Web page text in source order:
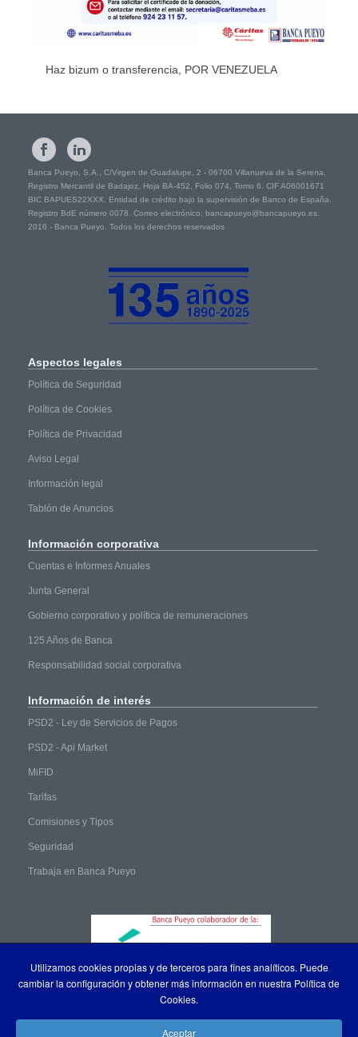
Haz bizum o transferencia, POR VENEZUELA
Banca Pueyo, S.A., C/Virgen de Guadalupe, 2 - 06700 Villanueva de la Serena,
Registro Mercantil de Badajoz, Hoja BA-452, Folio 074, Tomo 6. CIF A06001671
BIC BAPUES22XXX. Entidad de crédito bajo la supervisión de Banco de España.
Registro BdE número 0078. Correo electrónico: bancapueyo@bancapueyo.es.
2016 - Banca Pueyo. Todos los derechos reservados
Aspectos legales
Política de Seguridad
Política de Cookies
Política de Privacidad
Aviso Legal
Información legal
Tablón de Anuncios
Información corporativa
Cuentas e Informes Anuales
Junta General
Gobierno corporativo y política de remuneraciones
125 Años de Banca
Responsabilidad social corporativa
Información de interés
PSD2 - Ley de Servicios de Pagos
PSD2 - Api Market
MiFID
Tarifas
Comisiones y Tipos
Seguridad
Trabaja en Banca Pueyo
Utilizamos cookies propias y de terceros para fines analíticos. Puede
cambiar la configuración y obtener más información en nuestra Política de
Cookies.
Aceptar